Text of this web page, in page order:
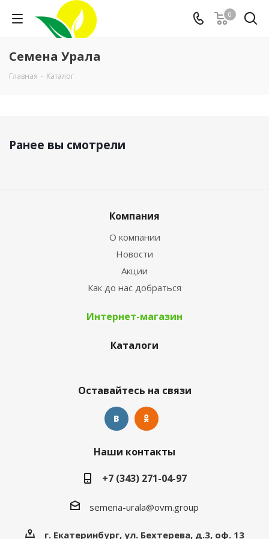
0
Семена Урала
Главная - Каталог
Ранее вы смотрели
Компания
О компании
Новости
Акции
Как до нас добраться
Интернет-магазин
Каталоги
Оставайтесь на связи
Наши контакты
+7 (343) 271-04-97
semena-urala@ovm.group
г. Екатеринбург, ул. Бехтерева, д.3, оф. 13